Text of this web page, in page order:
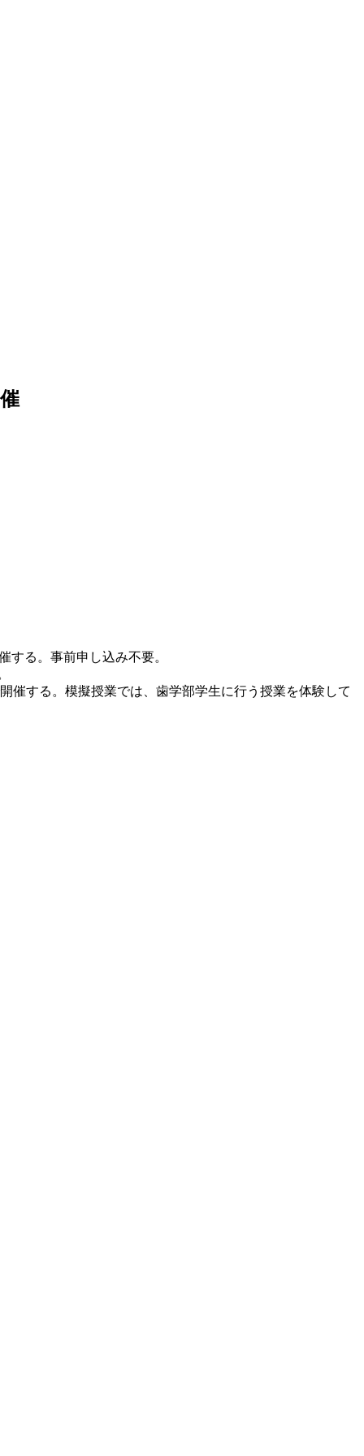
する。事前申し込み不要。
催する。模擬授業では、歯学部学生に行う授業を体験して